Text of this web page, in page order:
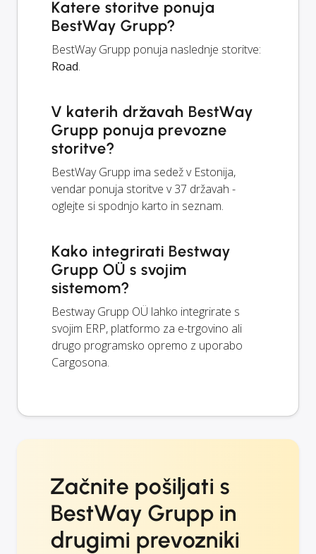
Katere storitve ponuja
BestWay Grupp?
BestWay Grupp ponuja naslednje storitve:
Road.
V katerih državah BestWay
Grupp ponuja prevozne
storitve?
BestWay Grupp ima sedež v Estonija,
vendar ponuja storitve v 37 državah -
oglejte si spodnjo karto in seznam.
Kako integrirati Bestway
Grupp OÜ s svojim
sistemom?
Bestway Grupp OÜ lahko integrirate s
svojim ERP, platformo za e-trgovino ali
drugo programsko opremo z uporabo
Cargosona.
Začnite pošiljati s
BestWay Grupp in
drugimi prevozniki